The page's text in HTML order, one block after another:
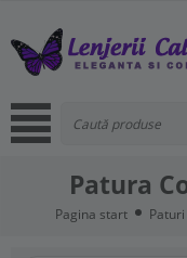
Patura
Pagina start